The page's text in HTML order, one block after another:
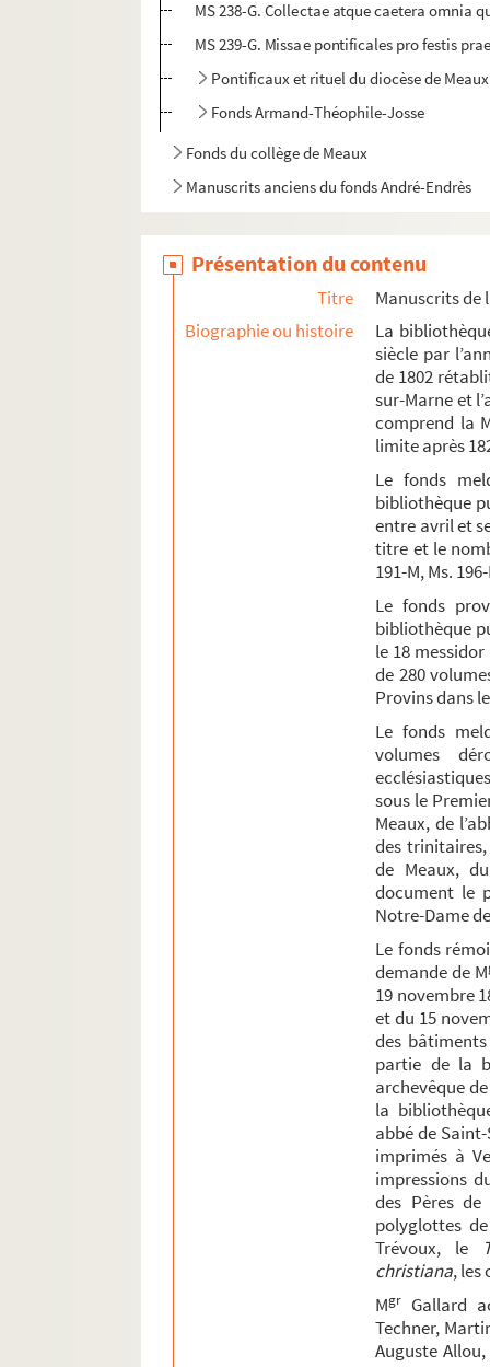
MS 238-G. Collectae atque caetera omnia
MS 239-G. Missae pontificales pro festis
Pontificaux et rituel du diocèse de Meaux
Fonds Armand-Théophile-Josse
Fonds du collège de Meaux
Manuscrits anciens du fonds André-Endrès
Archives de la bibliothèque et du musée de
Documents concernant Meaux et ses
Études sur Meaux et ses environs
Auteurs des environs de Meaux
MS 177-P. Conférence sur divers sujets de
MS 181-M. Cueilleret de la censive de Reims
MS 205-M. Sommaire de l'Atlas ou Grand
MS 208-P. J. Lefèvre. Catalogue des plantes
MS 213-P. Catalogue des plantes démontrées
MS 242-M. Clef des chiffres de la
MS 249-M. Geltrudis Arbori. Ros fas professio
MS 250-P. Ysabeau chronique de France en 4
MS 254-P. Lucien Boyer, Dominique Bonnaud.
MS 255-P. Manuscrits issus d'imprimés
MS 260-M. Table des matières des Fastes et
S 56. Copies de statuts synodaux du diocèse
S 68. Copie des deux mandements de
Autographes, correspondances et divers
Présentation du contenu
Titre
Manuscrits de
Biographie ou histoire
La
siècle par
de 1802
sur-Marne et
comprend la
limite après
Le fonds
bibliothèque
entre avril et
titre et le
191-M, Ms.
Le fonds
bibliothèque
le 18
de 280
Provins dans
Le fonds
volumes
sous le
Meaux, de
des
de Meaux,
document le
Notre-Dame
Le fonds
demande de M
19 novembre
et du 15
des
partie de la
archevêque
la
abbé de
imprimés à
impressions
des Pères
polyglottes
Trévoux, le
christiana, les
Mgr
Gallard
Techner,
Auguste